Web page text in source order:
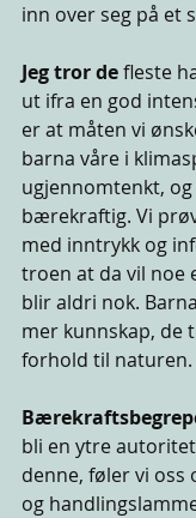
inn over seg på et
Jeg tror de fleste
ut ifra en god
er at måten vi
barna våre i
ugjennomtenkt,
bærekraftig. Vi
med inntrykk og
troen at da vil noe
blir aldri nok.
mer kunnskap, de
forhold til naturen.
bli en ytre
denne, føler vi oss
og